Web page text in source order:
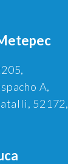
A,
52172,